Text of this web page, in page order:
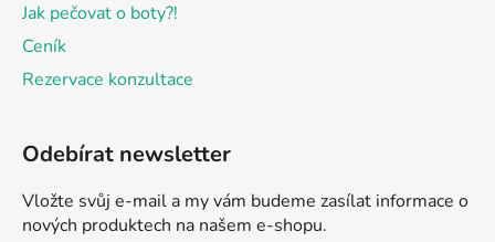
Jak pečovat o boty?!
Ceník
Rezervace konzultace
Odebírat newsletter
Vložte svůj e-mail a my vám budeme zasílat informace o
nových produktech na našem e-shopu.